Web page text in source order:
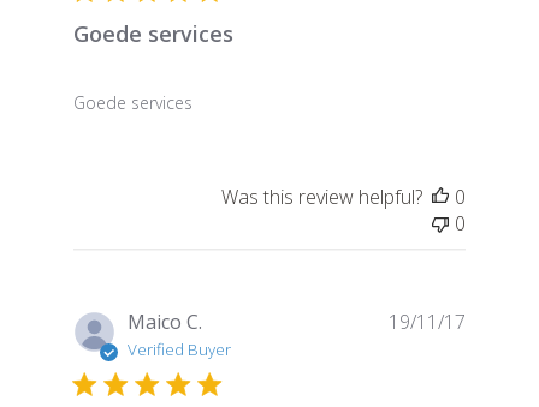
Goede services
Goede services
Was this review helpful?
0
0
Maico C.
Verified Buyer
19/11/17